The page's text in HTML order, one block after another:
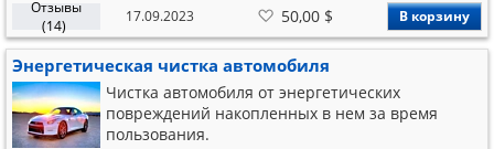
больных людей портит жизнь. Мы убираем
мусор из квартиры - и точно так же
периодически нужно чистить энергетику
квартиры.
Отзывы
(14)
17.09.2023 В
список
желаний
50,00 $ В корзину
Энергетическая чистка автомобиля
Чистка автомобиля от энергетических
повреждений накопленных в нем за время
пользования.